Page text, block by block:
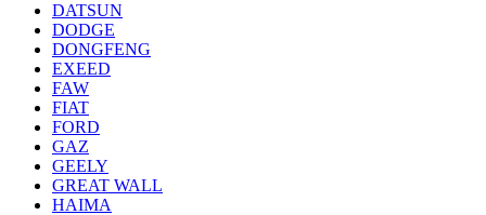
DATSUN
DODGE
DONGFENG
EXEED
FAW
FIAT
FORD
GAZ
GEELY
GREAT WALL
HAIMA